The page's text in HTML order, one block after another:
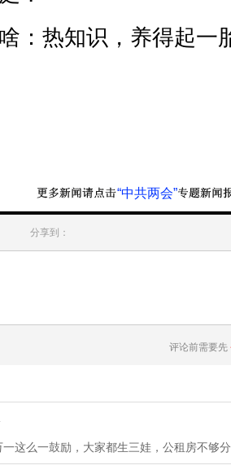
：热知识，养得起一
“中共两会”
分享到：
评论前需要先
这么一鼓励，大家都生三娃，公租房不够